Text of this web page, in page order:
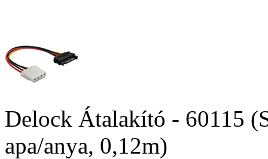
Delock Átalakító - 60115
apa/anya, 0,12m)